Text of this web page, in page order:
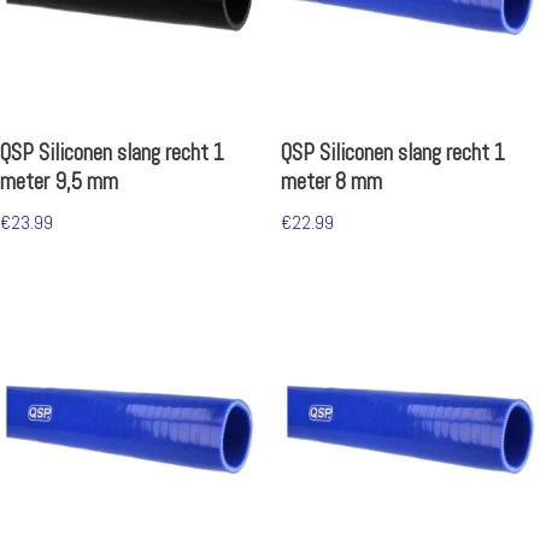
QSP Siliconen slang recht 1
meter 9,5 mm
€23.99
QSP Siliconen slang recht 1
meter 8 mm
€22.99